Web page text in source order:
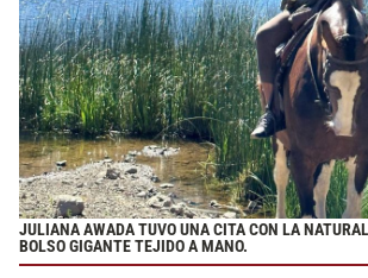
JULIANA AWADA TUVO UNA CITA CON LA
BOLSO GIGANTE TEJIDO A MANO.